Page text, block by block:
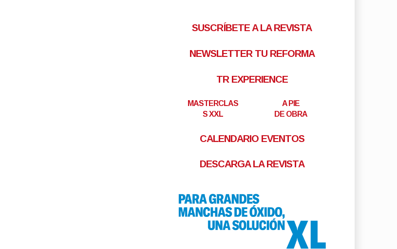
SUSCRÍBETE A LA REVISTA
NEWSLETTER TU REFORMA
TR EXPERIENCE
MASTERCLAS
S XXL
A PIE
DE OBRA
CALENDARIO EVENTOS
DESCARGA LA REVISTA